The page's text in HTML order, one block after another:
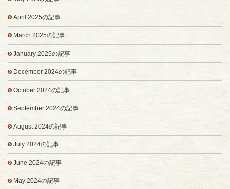
April 2025の記事
March 2025の記事
January 2025の記事
December 2024の記事
October 2024の記事
September 2024の記事
August 2024の記事
July 2024の記事
June 2024の記事
May 2024の記事